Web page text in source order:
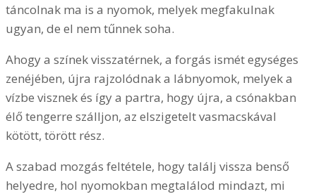
táncolnak ma is a nyomok, melyek megfakulnak
ugyan, de el nem tűnnek soha.
Ahogy a színek visszatérnek, a forgás ismét egységes
zenéjében, újra rajzolódnak a lábnyomok, melyek a
vízbe visznek és így a partra, hogy újra, a csónakban
élő tengerre szálljon, az elszigetelt vasmacskával
kötött, törött rész.
A szabad mozgás feltétele, hogy találj vissza benső
helyedre, hol nyomokban megtalálod mindazt, mi